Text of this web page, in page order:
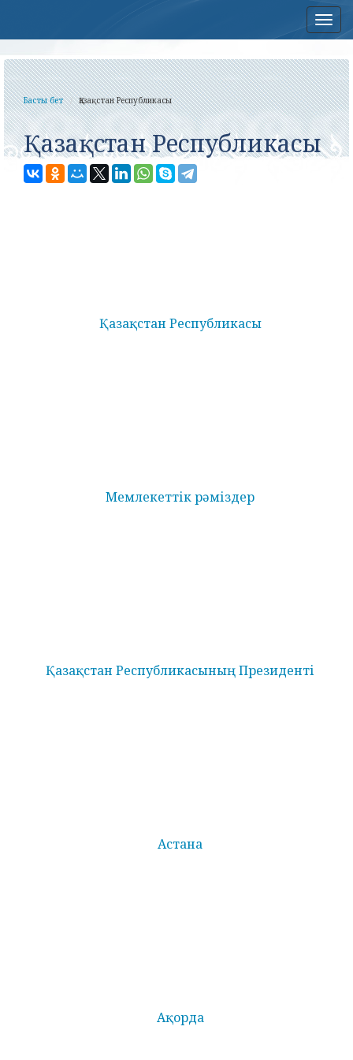
Басты бет Қазақстан Республикасы
Қазақстан Республикасы
Қазақстан Республикасы
Мемлекеттік рәміздер
Қазақстан Республикасының Президенті
Астана
Ақорда